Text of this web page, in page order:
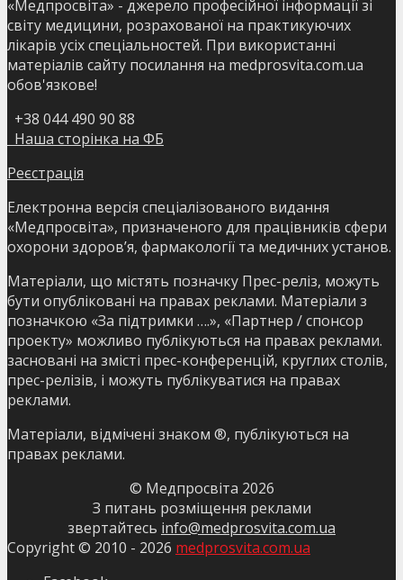
«Медпросвіта» - джерело професійної інформації зі
світу медицини, розрахованої на практикуючих
лікарів усіх спеціальностей. При використанні
матеріалів сайту посилання на medprosvita.com.ua
обов'язкове!
+38 044 490 90 88
Наша сторінка на ФБ
Реєстрація
Електронна версія спеціалізованого видання
«Медпросвіта», призначеного для працівників сфери
охорони здоров’я, фармакології та медичних установ.
Матеріали, що містять позначку Прес-реліз, можуть
бути опубліковані на правах реклами. Матеріали з
позначкою «За підтримки ….», «Партнер / спонсор
проекту» можливо публікуються на правах реклами.
засновані на змісті прес-конференцій, круглих столів,
прес-релізів, і можуть публікуватися на правах
реклами.
Матеріали, відмічені знаком ®, публікуються на
правах реклами.
© Медпросвіта 2026
З питань розміщення реклами
звертайтесь info@medprosvita.com.ua
Copyright © 2010 - 2026 medprosvita.com.ua